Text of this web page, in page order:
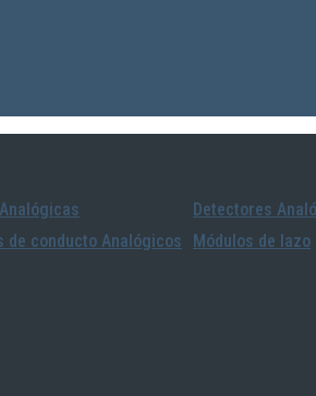
Detectores
de conducto Analógicos
Módulos de lazo